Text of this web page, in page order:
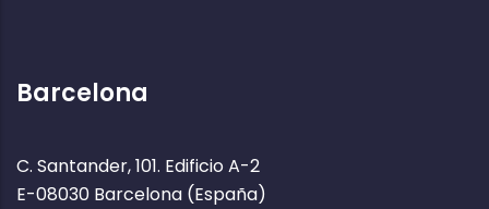
Barcelona
C. Santander, 101. Edificio A-2
E-08030 Barcelona (España)